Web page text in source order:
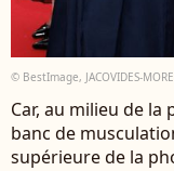
© BestImage, JACOVIDES-
Car, au milieu de
banc de
supérieure de la